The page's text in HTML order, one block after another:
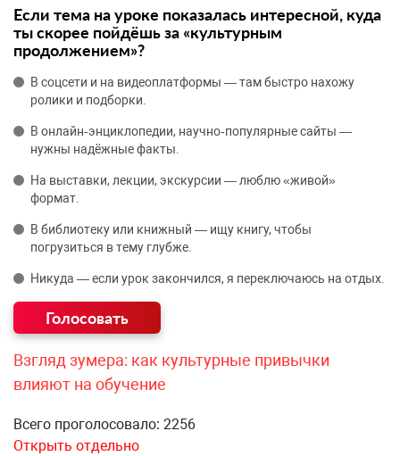
Если тема на уроке показалась интересной, куда
ты скорее пойдёшь за «культурным
продолжением»?
В соцсети и на видеоплатформы — там быстро нахожу
ролики и подборки.
В онлайн‑энциклопедии, научно‑популярные сайты —
нужны надёжные факты.
На выставки, лекции, экскурсии — люблю «живой»
формат.
В библиотеку или книжный — ищу книгу, чтобы
погрузиться в тему глубже.
Никуда — если урок закончился, я переключаюсь на отдых.
Взгляд зумера: как культурные привычки
влияют на обучение
Всего проголосовало: 2256
Открыть отдельно